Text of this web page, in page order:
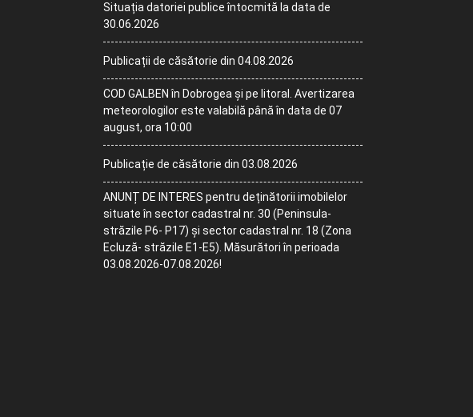
Situația datoriei publice întocmită la data de
30.06.2026
Publicații de căsătorie din 04.08.2026
COD GALBEN în Dobrogea și pe litoral. Avertizarea
meteorologilor este valabilă până în data de 07
august, ora 10:00
Publicație de căsătorie din 03.08.2026
ANUNȚ DE INTERES pentru deținătorii imobilelor
situate în sector cadastral nr. 30 (Peninsula-
străzile P6- P17) și sector cadastral nr. 18 (Zona
Ecluză- străzile E1-E5). Măsurători în perioada
03.08.2026-07.08.2026!